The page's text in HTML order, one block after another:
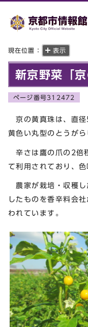
現在位置： 表示
新京野菜「
ページ番号312472
京の黄真珠は、直径
黄色い丸型のとうがら
辛さは鷹の爪の2倍
て利用されており、
農家が栽培・収穫し
したものを香辛料会
われています。